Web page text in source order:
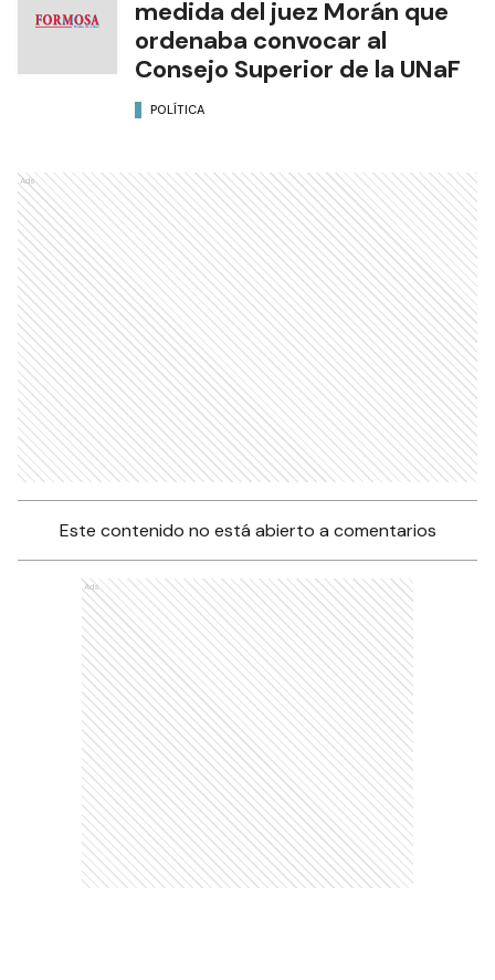
medida del juez Morán que
ordenaba convocar al
Consejo Superior de la UNaF
POLÍTICA
Ads
Este contenido no está abierto a comentarios
Ads